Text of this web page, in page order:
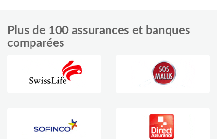
Plus de 100 assurances et banques
comparées